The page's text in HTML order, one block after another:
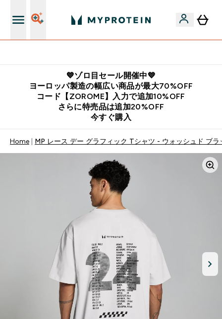
💙ゾロ目セール開催中💙
ヨーロッパ製造の幅広い商品が最大70%OFF
コード【ZOROME】入力で追加10%OFF
さらに特売品は追加20%OFF
今すぐ購入
Home MP レース デー グラフィック Tシャツ - ウォッシュド ブラ